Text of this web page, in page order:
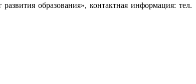
образования», контактная информация: тел.